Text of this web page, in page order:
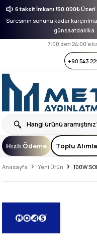
6 taksit İmkanı !50.000₺
Süresinin sonuna kadar
günsaatdakika
7:00 den 24:00’e
+90 543
Hızlı Ödeme Toplu
Anasayfa Yeni Ürün 100W